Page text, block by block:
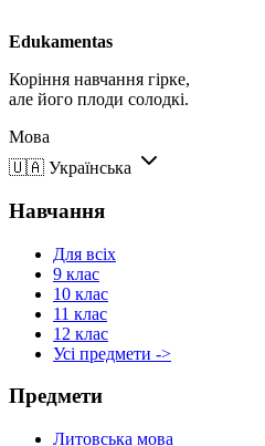
Edukamentas
Коріння навчання гірке,
але його плоди солодкі.
Мова
🇺🇦 Українська
Навчання
Для всіх
9 клас
10 клас
11 клас
12 клас
Усі предмети ->
Предмети
Литовська мова